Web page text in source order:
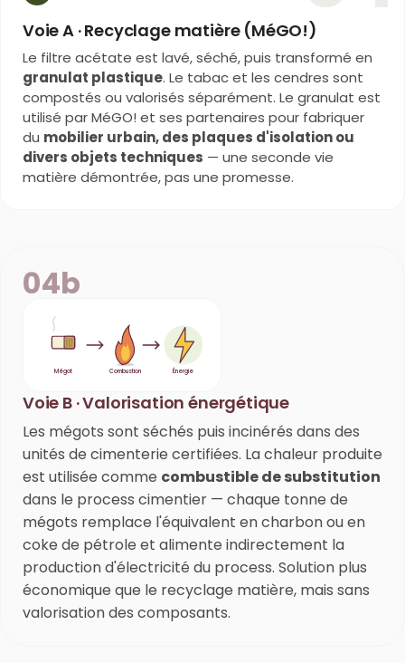
Voie A · Recyclage matière (MéGO!)
Le filtre acétate est lavé, séché, puis transformé en
granulat plastique. Le tabac et les cendres sont
compostés ou valorisés séparément. Le granulat est
utilisé par MéGO! et ses partenaires pour fabriquer
du mobilier urbain, des plaques d'isolation ou
divers objets techniques — une seconde vie
matière démontrée, pas une promesse.
04b
Mégot Combustion Énergie
Voie B · Valorisation énergétique
Les mégots sont séchés puis incinérés dans des
unités de cimenterie certifiées. La chaleur produite
est utilisée comme combustible de substitution
dans le process cimentier — chaque tonne de
mégots remplace l'équivalent en charbon ou en
coke de pétrole et alimente indirectement la
production d'électricité du process. Solution plus
économique que le recyclage matière, mais sans
valorisation des composants.